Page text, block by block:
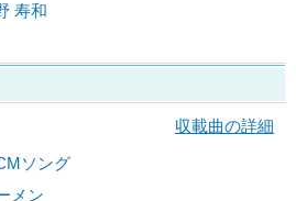
寿和
収載曲の詳細
ソング
メン